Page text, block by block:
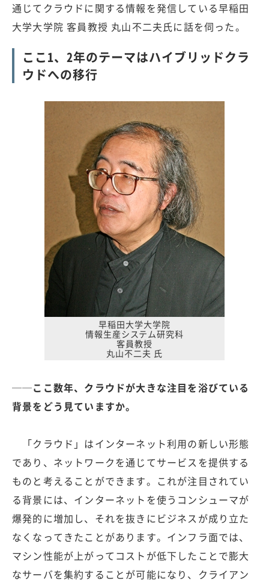
通じてクラウドに関する情報を発信している早稲田
大学大学院 客員教授 丸山不二夫氏に話を伺った。
ここ1、2年のテーマはハイブリッドクラ
ウドへの移行
早稲田大学大学院
情報生産システム研究科
客員教授
丸山不二夫 氏
──ここ数年、クラウドが大きな注目を浴びている
背景をどう見ていますか。
「クラウド」はインターネット利用の新しい形態
であり、ネットワークを通じてサービスを提供する
ものと考えることができます。これが注目されてい
る背景には、インターネットを使うコンシューマが
爆発的に増加し、それを抜きにビジネスが成り立た
なくなってきたことがあります。インフラ面では、
マシン性能が上がってコストが低下したことで膨大
なサーバを集約することが可能になり、クライアン